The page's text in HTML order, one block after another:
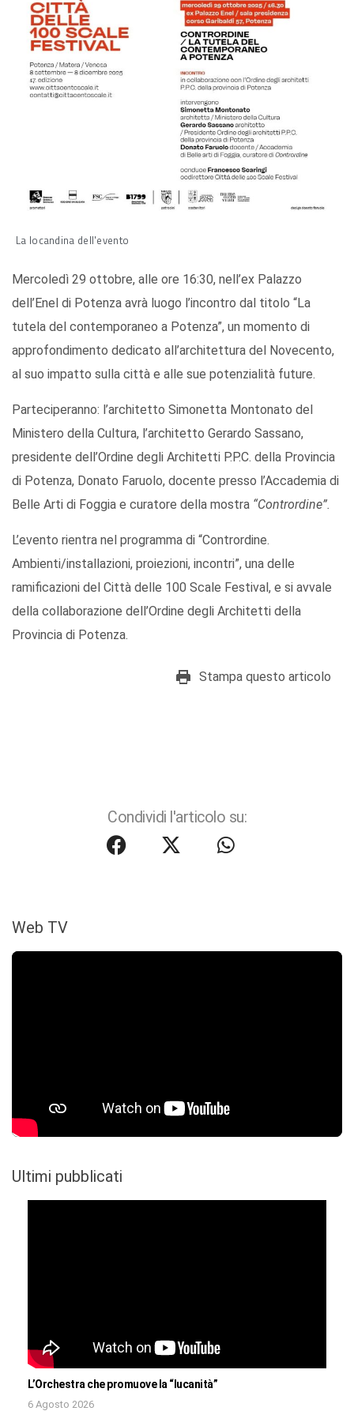
La locandina dell'evento
Mercoledì 29 ottobre, alle ore 16:30, nell’ex Palazzo
dell’Enel di Potenza avrà luogo l’incontro dal titolo “La
tutela del contemporaneo a Potenza”, un momento di
approfondimento dedicato all’architettura del Novecento,
al suo impatto sulla città e alle sue potenzialità future.
Parteciperanno: l’architetto Simonetta Montonato del
Ministero della Cultura, l’architetto Gerardo Sassano,
presidente dell’Ordine degli Architetti P.P.C. della Provincia
di Potenza, Donato Faruolo, docente presso l’Accademia di
Belle Arti di Foggia e curatore della mostra “Contrordine”.
L’evento rientra nel programma di “Contrordine.
Ambienti/installazioni, proiezioni, incontri”, una delle
ramificazioni del Città delle 100 Scale Festival, e si avvale
della collaborazione dell’Ordine degli Architetti della
Provincia di Potenza.
Stampa questo articolo
Condividi l'articolo su:
Web TV
Ultimi pubblicati
L’Orchestra che promuove la “lucanità”
6 Agosto 2026